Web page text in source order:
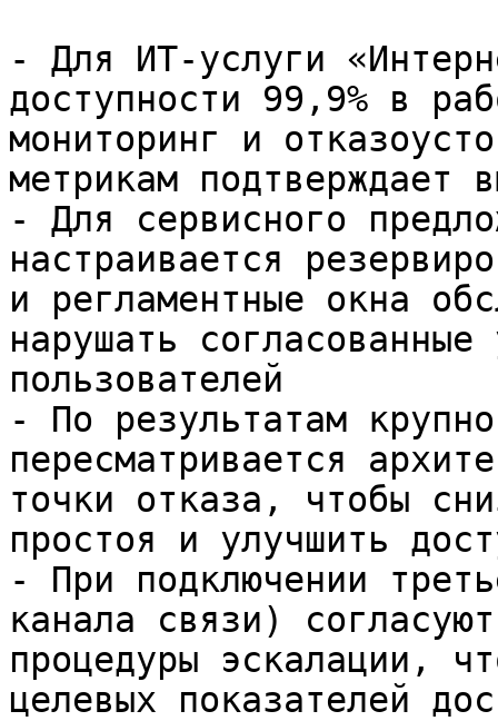
- Для ИТ-услуги
доступности 99,9% в
мониторинг и
метрикам подтверждает
- Для сервисного
настраивается
и регламентные окна
нарушать
пользователей
- По результатам
пересматривается
точки отказа, чтобы
простоя и улучшить
- При подключении
канала связи)
процедуры эскалации,
целевых показателей